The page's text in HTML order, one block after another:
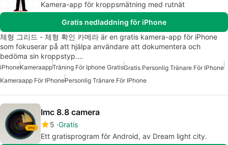
Kamera-app för kroppsmätning med rutnät
Gratis nedladdning för iPhone
체형 그리드 - 체형 확인 카메라 är en gratis kamera-app för iPhone
som fokuserar på att hjälpa användare att dokumentera och
bedöma sin kroppstyp.…
iPhoneKameraappTräning För Iphone GratisGratis Personlig Tränare För IPhone
Kameraapp För IPhonePersonlig Tränare För IPhone
Imc 8.8 camera
5 Gratis
Ett gratisprogram för Android, av Dream light city.